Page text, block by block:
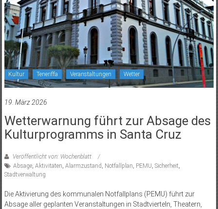
Kultur Teneriffa Veranstaltungen Wetter
19. März 2026
Wetterwarnung führt zur Absage des
Kulturprogramms in Santa Cruz
Veröffentlicht von: Wochenblatt
Absage, Aktivitäten, Alarmzustand , Notfallplan, PEMU, Sicherheit,
Stadtverwaltung
Die Aktivierung des kommunalen Notfallplans (PEMU) führt zur
Absage aller geplanten Veranstaltungen in Stadtvierteln, Theatern,